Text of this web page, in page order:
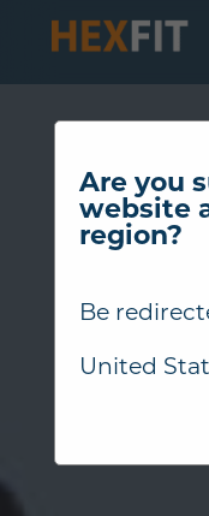
Are you
website
region?
Be
United